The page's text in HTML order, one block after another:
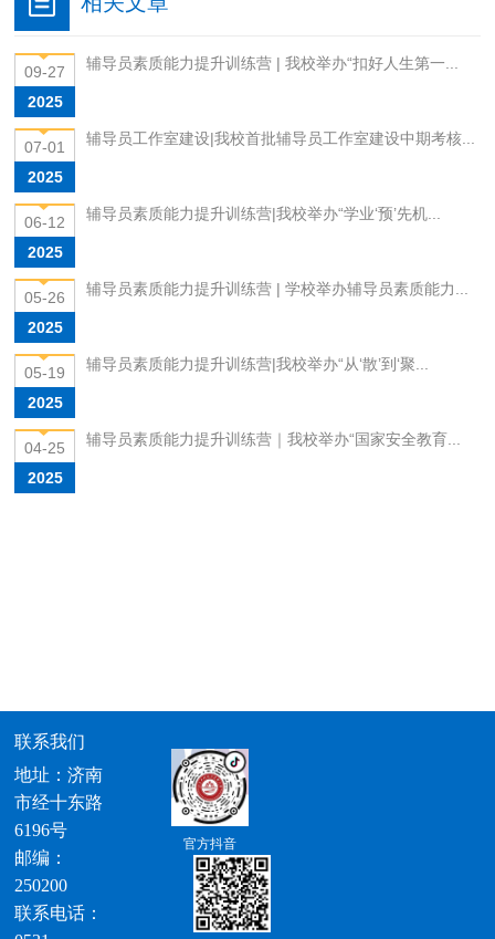
09-27
2025
辅导员素质能力提升训练营 | 我校举办“扣好人生第一...
07-01
2025
辅导员工作室建设|我校首批辅导员工作室建设中期考核...
06-12
2025
辅导员素质能力提升训练营|我校举办“学业‘预’先机...
05-26
2025
辅导员素质能力提升训练营 | 学校举办辅导员素质能力...
05-19
2025
辅导员素质能力提升训练营|我校举办“从‘散’到‘聚...
04-25
2025
辅导员素质能力提升训练营｜我校举办“国家安全教育...
联系我们
地址：济南
市经十东路
6196号
邮编：
250200
联系电话：
官方抖音